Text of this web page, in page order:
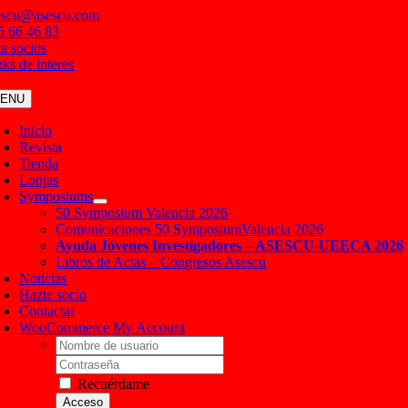
Saltar
al
contenido
66 46 83
socios
de interes
Inicio
Revista
Tienda
Lonjas
Symposiums
50 Symposium Valencia 2026
Comunicaciones 50 SymposiumValencia 2026
Ayuda Jóvenes Investigadores – ASESCU-UEECA 2026
Libros de Actas – Congresos Asescu
Noticias
Hazte socio
Contactar
WooCommerce My Account
Username:
Contraseña
Recuérdame